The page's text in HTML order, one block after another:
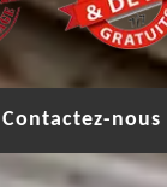
Contactez-nous